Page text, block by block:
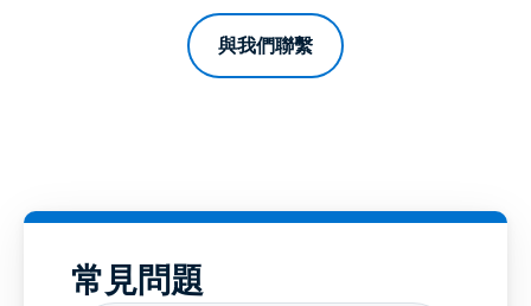
與我們聯繫
常見問題